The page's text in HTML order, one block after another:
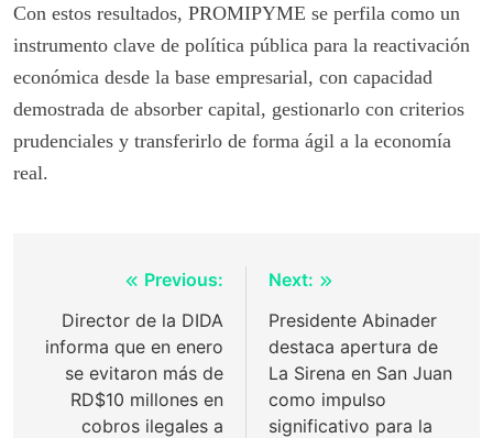
Con estos resultados, PROMIPYME se perfila como un
instrumento clave de política pública para la reactivación
económica desde la base empresarial, con capacidad
demostrada de absorber capital, gestionarlo con criterios
prudenciales y transferirlo de forma ágil a la economía
real.
navigation
Previous:
Director de la DIDA
informa que en enero
se evitaron más de
RD$10 millones en
cobros ilegales a
Next:
Presidente Abinader
destaca apertura de
La Sirena en San Juan
como impulso
significativo para la